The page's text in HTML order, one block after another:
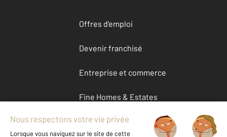
Offres d'emploi
Devenir franchisé
Entreprise et commerce
Fine Homes & Estates
À propos